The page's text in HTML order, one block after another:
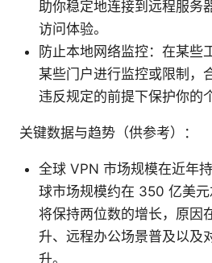
助你稳定地连接到远程服务
访问体验。
防止本地网络监控：在某些
某些门户进行监控或限制，
违反规定的前提下保护你的
关键数据与趋势（供参考）：
全球 VPN 市场规模在近年
球市场规模约在 350 亿美
将保持两位数的增长，原因
升、远程办公场景普及以及
升。